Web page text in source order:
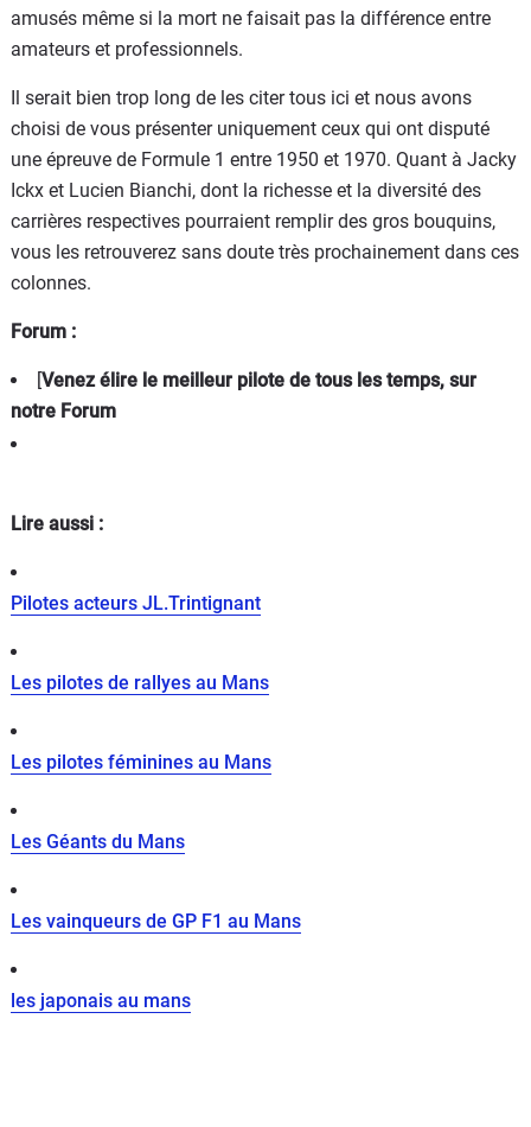
amusés même si la mort ne faisait pas la différence entre
amateurs et professionnels.
Il serait bien trop long de les citer tous ici et nous avons
choisi de vous présenter uniquement ceux qui ont disputé
une épreuve de Formule 1 entre 1950 et 1970. Quant à Jacky
Ickx et Lucien Bianchi, dont la richesse et la diversité des
carrières respectives pourraient remplir des gros bouquins,
vous les retrouverez sans doute très prochainement dans ces
colonnes.
Forum :
[Venez élire le meilleur pilote de tous les temps, sur
notre Forum
Lire aussi :
Pilotes acteurs JL.Trintignant
Les pilotes de rallyes au Mans
Les pilotes féminines au Mans
Les Géants du Mans
Les vainqueurs de GP F1 au Mans
les japonais au mans